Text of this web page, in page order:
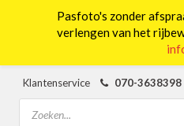
Klantenservice
070-3638398
Producten
zoeken
Pasfoto's zonder
verlengen van het